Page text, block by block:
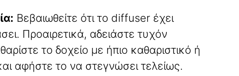
Βεβαιωθείτε ότι το diffuser έχει
. Προαιρετικά, αδειάστε τυχόν
το δοχείο με ήπιο καθαριστικό ή
αφήστε το να στεγνώσει τελείως.